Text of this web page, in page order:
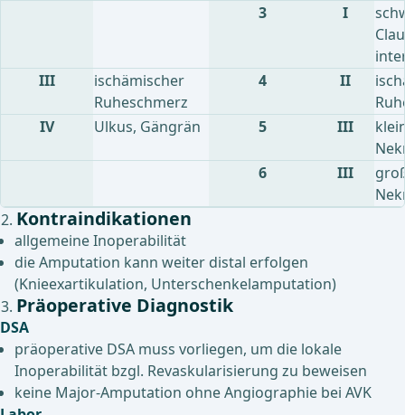
3
I
III
ischämischer
Ruheschmerz
4 II
IV
Ulkus, Gängrän 5 III
6
III
Kontraindikationen
allgemeine Inoperabilität
die Amputation kann weiter distal erfolgen
(Knieexartikulation, Unterschenkelamputation)
Präoperative Diagnostik
DSA
präoperative DSA muss vorliegen, um die lokale
Inoperabilität bzgl. Revaskularisierung zu beweisen
keine Major-Amputation ohne Angiographie bei AVK